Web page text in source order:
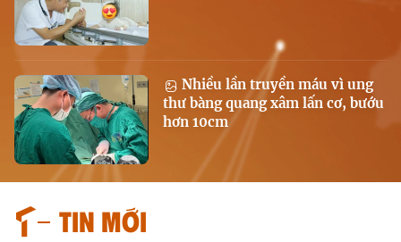
Nhiều lần truyền máu vì ung
thư bàng quang xâm lấn cơ, bướu
hơn 10cm
Tin mới